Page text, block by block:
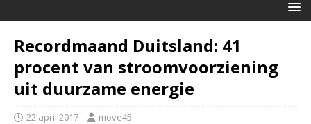
Recordmaand Duitsland: 41
procent van stroomvoorziening
uit duurzame energie
22 april 2017 move45